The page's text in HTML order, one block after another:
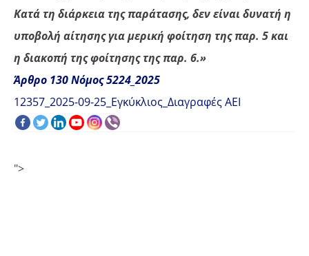
Κατά τη διάρκεια της παράτασης, δεν είναι δυνατή η
υποβολή αίτησης για μερική φοίτηση της παρ. 5 και
η διακοπή της φοίτησης της παρ. 6.»
Άρθρο 130 Νόμος 5224_2025
12357_2025-09-25_Εγκύκλιος_Διαγραφές ΑΕΙ
">